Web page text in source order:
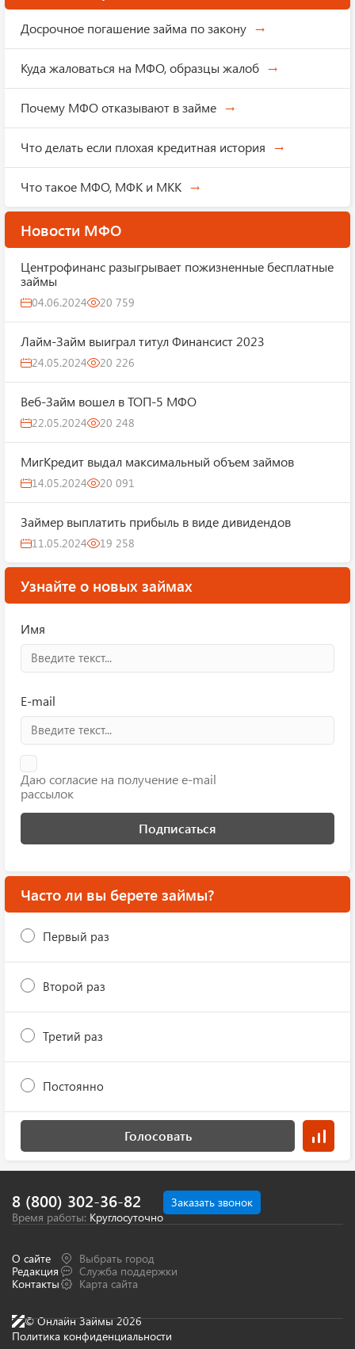
Досрочное погашение займа по закону
Куда жаловаться на МФО, образцы жалоб
Почему МФО отказывают в займе
Что делать если плохая кредитная история
Что такое МФО, МФК и МКК
Новости МФО
Центрофинанс разыгрывает пожизненные бесплатные
займы
04.06.2024 20 759
Лайм-Займ выиграл титул Финансист 2023
24.05.2024 20 226
Веб-Займ вошел в ТОП-5 МФО
22.05.2024 20 248
МигКредит выдал максимальный объем займов
14.05.2024 20 091
Займер выплатить прибыль в виде дивидендов
11.05.2024 19 258
Узнайте о новых займах
Имя
E-mail
Даю согласие на получение e-mail
рассылок
Подписаться
Часто ли вы берете займы?
Первый раз
Второй раз
Третий раз
Постоянно
Голосовать
© Онлайн Займы 2026
Политика конфиденциальности
О сайте
Редакция
Контакты
Выбрать город
Служба поддержки
Карта сайта
Заказать звонок
8 (800) 302-36-82
Время работы: Круглосуточно